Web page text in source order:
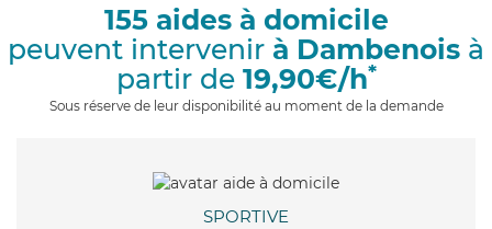
i
155 aides à domicile
peuvent intervenir à Dambenois à
partir de 19,90€/h*
Sous réserve de leur disponibilité au moment de la demande
SPORTIVE